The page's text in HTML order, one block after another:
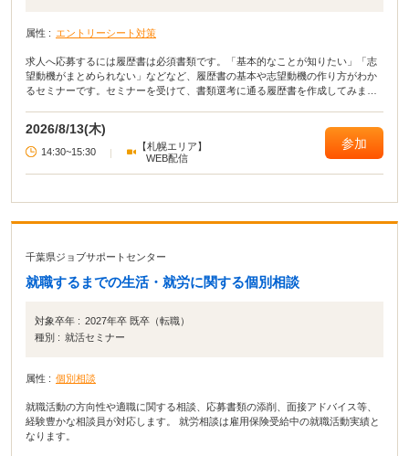
属性 : エントリーシート対策
求人へ応募するには履歴書は必須書類です。「基本的なことが知りたい」「志
望動機がまとめられない」などなど、履歴書の基本や志望動機の作り方がわか
るセミナーです。セミナーを受けて、書類選考に通る履歴書を作成してみまし
2026/8/13(木)
14:30~15:30 |
【札幌エリア】
WEB配信
参加
千葉県ジョブサポートセンター
就職するまでの生活・就労に関する個別相談
対象卒年 : 2027年卒 既卒（転職）
種別 : 就活セミナー
属性 : 個別相談
就職活動の方向性や適職に関する相談、応募書類の添削、面接アドバイス等、
経験豊かな相談員が対応します。 就労相談は雇用保険受給中の就職活動実績と
なります。